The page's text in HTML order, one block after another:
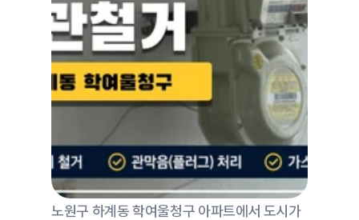
노원구 하계동 학여울청구 아파트에서 도시가